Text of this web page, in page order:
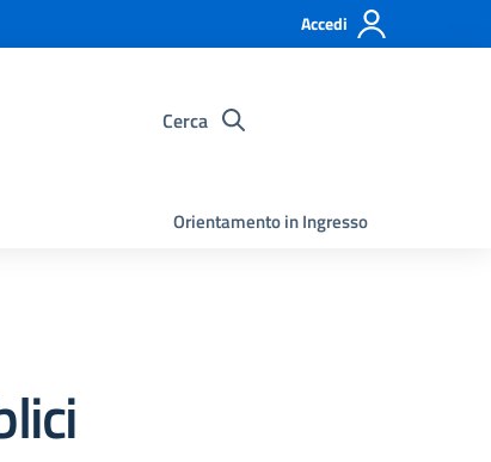
Accedi
Cerca
Orientamento in Ingresso